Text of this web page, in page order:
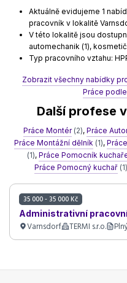
Aktuálně evidujeme 1
pracovník v lokalitě
V této lokalitě jsou
automechanik (1),
Typ pracovního vztahu:
Zobrazit všechny nabídky
Práce
Další profese
Práce Montér (2), Práce
Práce Montážní dělník (1),
(1), Práce Pomocník
Práce Pomocný kuchař (1)
35 000 - 35 000 Kč
Administrativní
Varnsdorf TERMI s.r.o.